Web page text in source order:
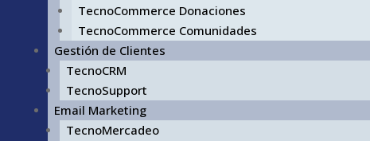
TecnoCommerce Donaciones
TecnoCommerce Comunidades
Gestión de Clientes
TecnoCRM
TecnoSupport
Email Marketing
TecnoMercadeo